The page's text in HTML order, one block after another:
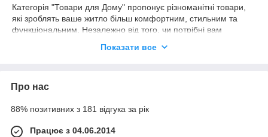
Категорія "Товари для Дому" пропонує різноманітні товари,
які зроблять ваше житло більш комфортним, стильним та
функціональним. Незалежно від того, чи потрібні вам
вам потрібно для створення прекрасної атмосфери у вашому
дому дозволяє вам створити затишок і гармонію всередині
меблі, світильники та аксесуари, щоб змінити ваш простір.
Практичні та Функціональні Рішення:
Показати все
Про нас
88% позитивних з 181 відгука за рік
Працює з 04.06.2014